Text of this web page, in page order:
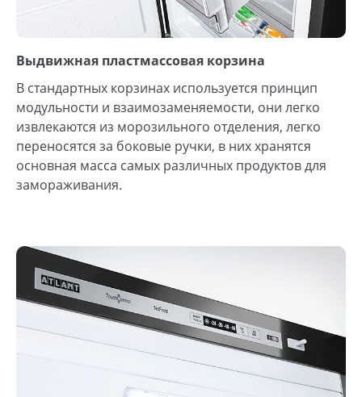
Выдвижная пластмассовая корзина
В стандартных корзинах используется принцип
модульности и взаимозаменяемости, они легко
извлекаются из морозильного отделения, легко
переносятся за боковые ручки, в них хранятся
основная масса самых различных продуктов для
замораживания.